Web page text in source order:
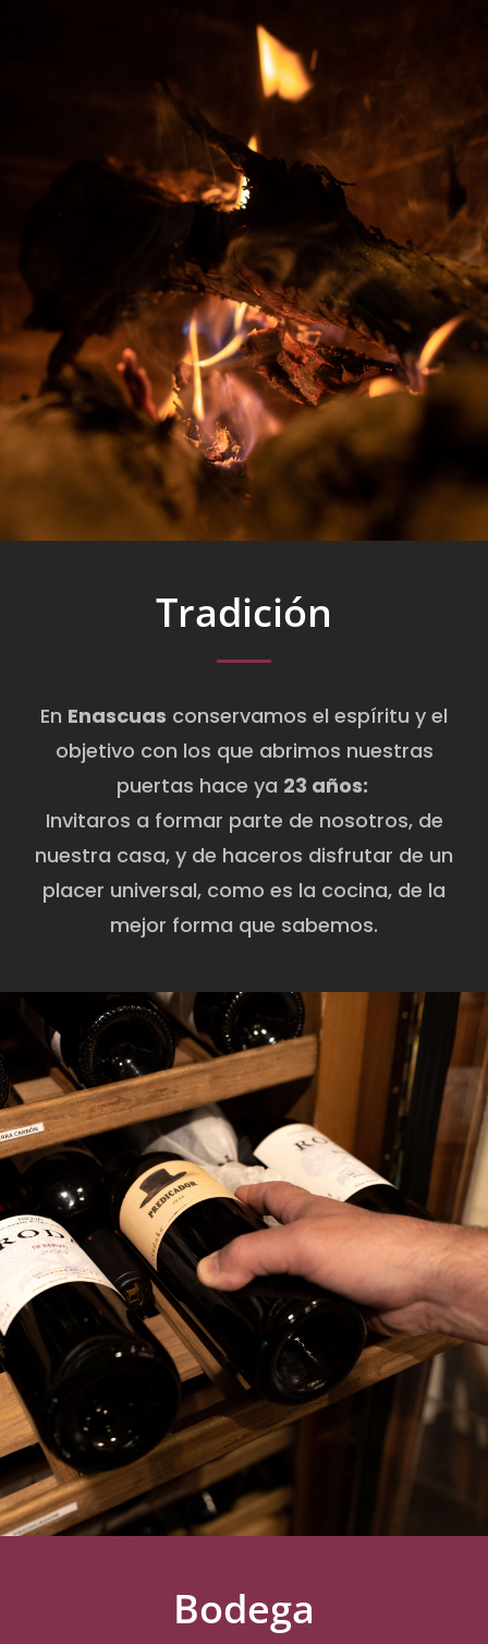
Tradición
En Enascuas conservamos el espíritu y el
objetivo con los que abrimos nuestras
puertas hace ya 23 años:
Invitaros a formar parte de nosotros, de
nuestra casa, y de haceros disfrutar de un
placer universal, como es la cocina, de la
mejor forma que sabemos.
Bodega